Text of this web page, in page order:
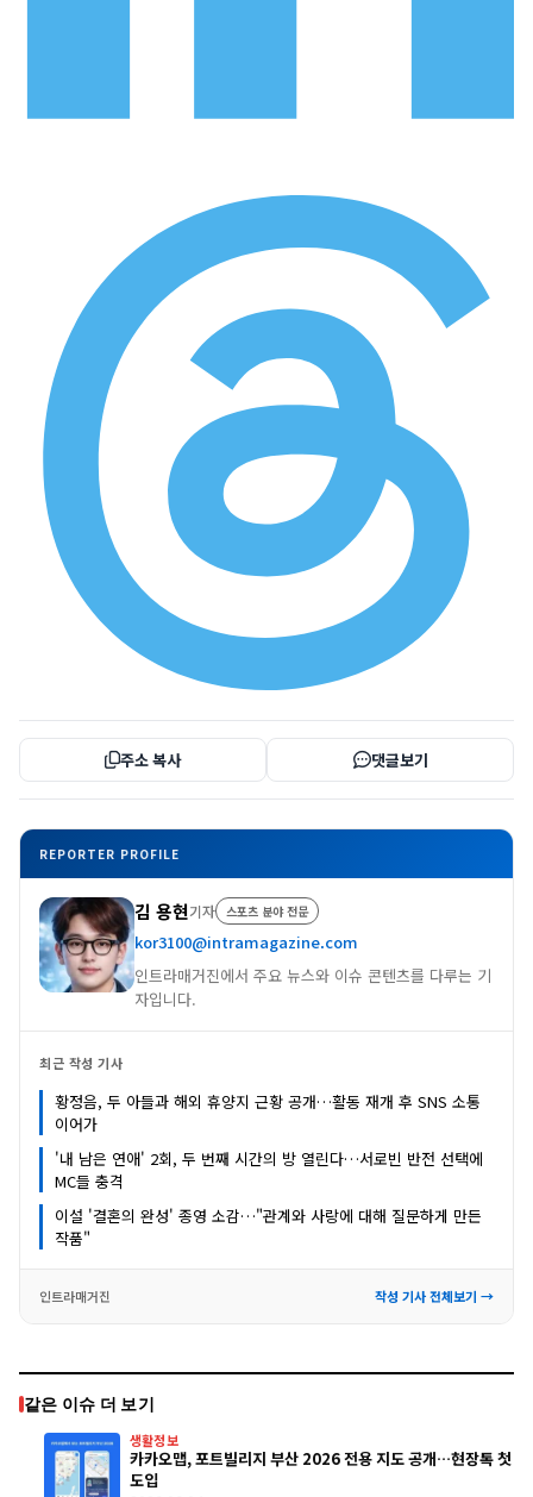
주소 복사 댓글보기
REPORTER PROFILE
김 용현기자 스포츠 분야 전문
kor3100@intramagazine.com
인트라매거진에서 주요 뉴스와 이슈 콘텐츠를 다루는 기
자입니다.
최근 작성 기사
황정음, 두 아들과 해외 휴양지 근황 공개…활동 재개 후 SNS 소통
이어가
'내 남은 연애' 2회, 두 번째 시간의 방 열린다…서로빈 반전 선택에
MC들 충격
이설 '결혼의 완성' 종영 소감…"관계와 사랑에 대해 질문하게 만든
작품"
인트라매거진 작성 기사 전체보기 →
같은 이슈 더 보기
생활정보
카카오맵, 포트빌리지 부산 2026 전용 지도 공개…현장톡 첫
도입